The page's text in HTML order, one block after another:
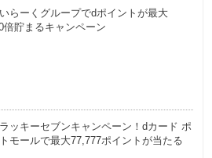
らーくグループでdポイントが最大
倍貯まるキャンペーン
ッキーセブンキャンペーン！dカード ポ
モールで最大77,777ポイントが当たる